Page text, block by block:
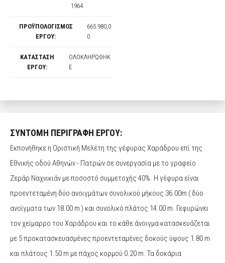
1964
ΠΡΟΫΠΟΛΟΓΙΣΜΟΣ
ΕΡΓΟΥ:
665.980,0
0
ΚΑΤΑΣΤΑΣΗ
ΕΡΓΟΥ:
ΟΛΟΚΛΗΡΩΘΗΚ
Ε
ΣΥΝΤΟΜΗ ΠΕΡΙΓΡΑΦΗ ΕΡΓΟΥ:
Εκπονήθηκε η Οριστική Μελέτη της γέφυρας Χαράδρου επί της
Εθνικής οδού Αθηνών - Πατρών σε συνεργασία με το γραφείο
Ζεράρ Ναχνικιάν με ποσοστό συμμετοχής 40%. Η γέφυρα είναι
προεντεταμένη δύο ανοιγμάτων συνολικού μήκους 36.00m ( δύο
ανοίγματα των 18.00 m ) και συνολικό πλάτος 14.00 m. Γεφυρώνει
τον χείμαρρο του Χαράδρου και το κάθε άνοιγμα κατασκευάζεται
με 5 προκατασκευασμένες προεντεταμένες δοκούς ύψους 1.80 m
και πλάτους 1.50 m με πάχος κορμού 0.20 m. Τα δοκάρια